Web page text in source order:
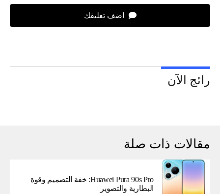
اضف تعليقك
رائج الآن
مقالات ذات صلة
Huawei Pura 90s Pro: خفة التصميم وقوة
البطارية والتصوير